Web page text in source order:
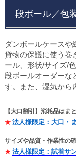
カタ
試着
デジ
クイ
（注文
段ボール／包
ダンボールケースや
貨物の保護に使う巻
ール、形状/サイズ/
段ボールオーダーな
す。また、湿気から
【大口割引】消耗品は
法人様限定：大口・
サイズや品質・作業性の
法人様限定：試着サ